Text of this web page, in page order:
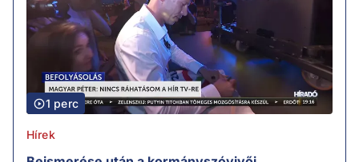
1 perc
Hírek